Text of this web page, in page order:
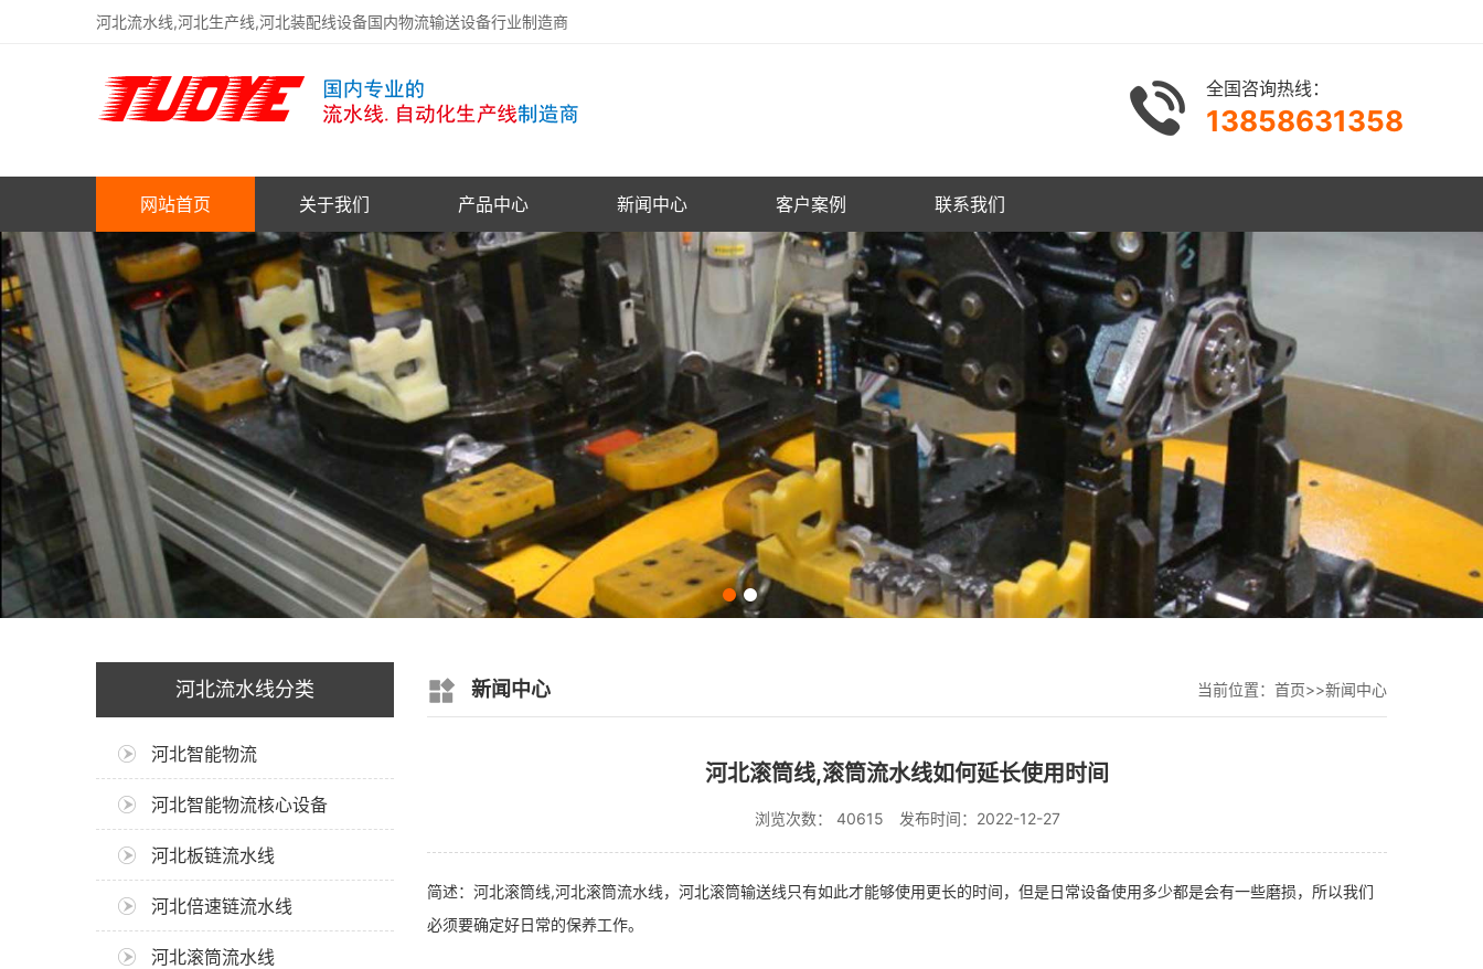
河北流水线,河北生产线,河北装配线设备国内物流输送设备行业制造商
全国咨询热线：
13858631358
网站首页 关于我们 产品中心 新闻中心 客户案例 联系我们
河北流水线分类
河北智能物流
河北智能物流核心设备
河北板链流水线
河北倍速链流水线
河北滚筒流水线
新闻中心 当前位置： 首页>>新闻中心
河北滚筒线,滚筒流水线如何延长使用时间
浏览次数： 40615 发布时间：2022-12-27
简述：河北滚筒线,河北滚筒流水线，河北滚筒输送线只有如此才能够使用更长的时间，但是日常设备使用多少都是会有一些磨损，所以我们
必须要确定好日常的保养工作。